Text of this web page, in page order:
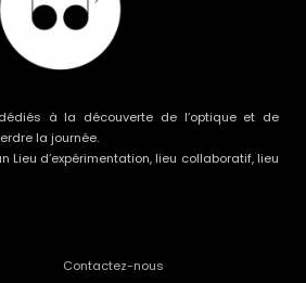
à la découverte de l’optique et de
la journée.
Lieu d’expérimentation, lieu collaboratif, lieu
Contactez-nous